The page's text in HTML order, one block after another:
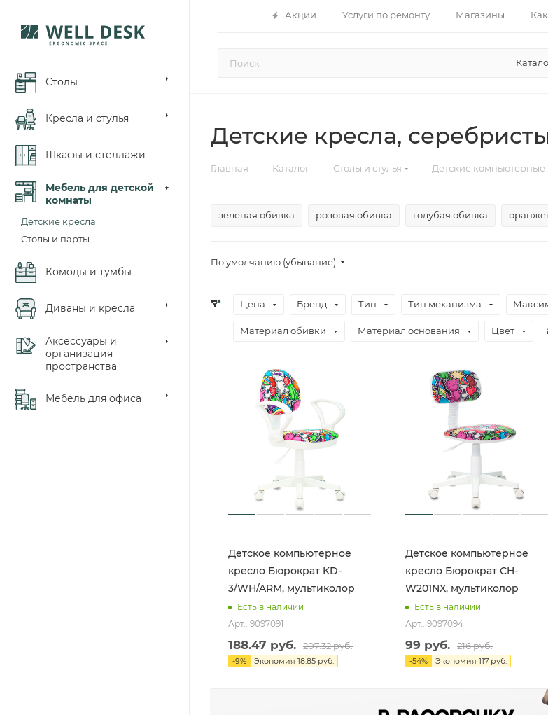
Акции Услуги по ремонту Магазины
Столы
Кресла и стулья
Шкафы и стеллажи
Мебель для детской
комнаты
Детские кресла
Столы и парты
Комоды и тумбы
Диваны и кресла
Аксессуары и
организация
пространства
Мебель для офиса
Детские кресла,
Главная — Каталог — Столы и стулья — Детские компьютерные
зеленая обивка розовая обивка голубая обивка
По умолчанию (убывание)
Цена Бренд Тип Тип механизма
Материал обивки Материал основания Цвет
Детское компьютерное
кресло Бюрократ KD-
3/WH/ARM, мультиколор
Есть в наличии
Арт.: 9097091
188.47 руб. 207.32руб.
-9% Экономия 18.85 руб.
Детское компьютерное
кресло Бюрократ CH-
W201NX, мультиколор
Есть в наличии
Арт.: 9097094
99 руб. 216руб.
-54% Экономия 117 руб.